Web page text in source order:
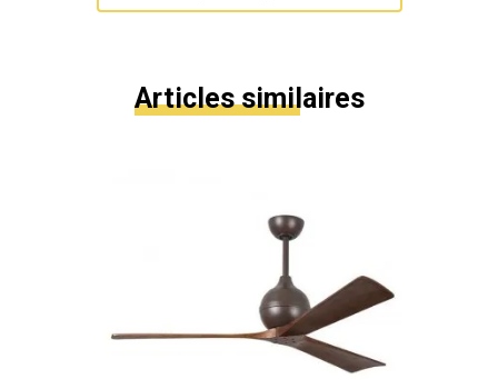
Articles similaires